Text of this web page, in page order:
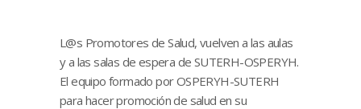
L@s Promotores de Salud, vuelven a las aulas
y a las salas de espera de SUTERH-OSPERYH.
El equipo formado por OSPERYH-SUTERH
para hacer promoción de salud en su